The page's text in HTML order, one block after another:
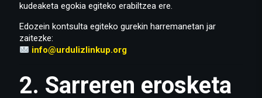
kudeaketa egokia egiteko erabiltzea ere.
Edozein kontsulta egiteko gurekin harremanetan jar
zaitezke:
info@urdulizlinkup.org
2. Sarreren erosketa